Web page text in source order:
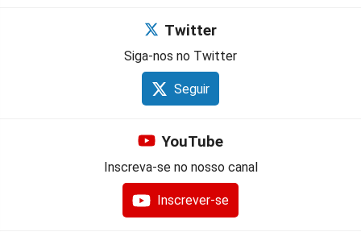
Twitter
Siga-nos no Twitter
Seguir
YouTube
Inscreva-se no nosso canal
Inscrever-se